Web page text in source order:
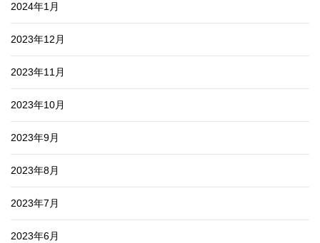
2024年1月
2023年12月
2023年11月
2023年10月
2023年9月
2023年8月
2023年7月
2023年6月